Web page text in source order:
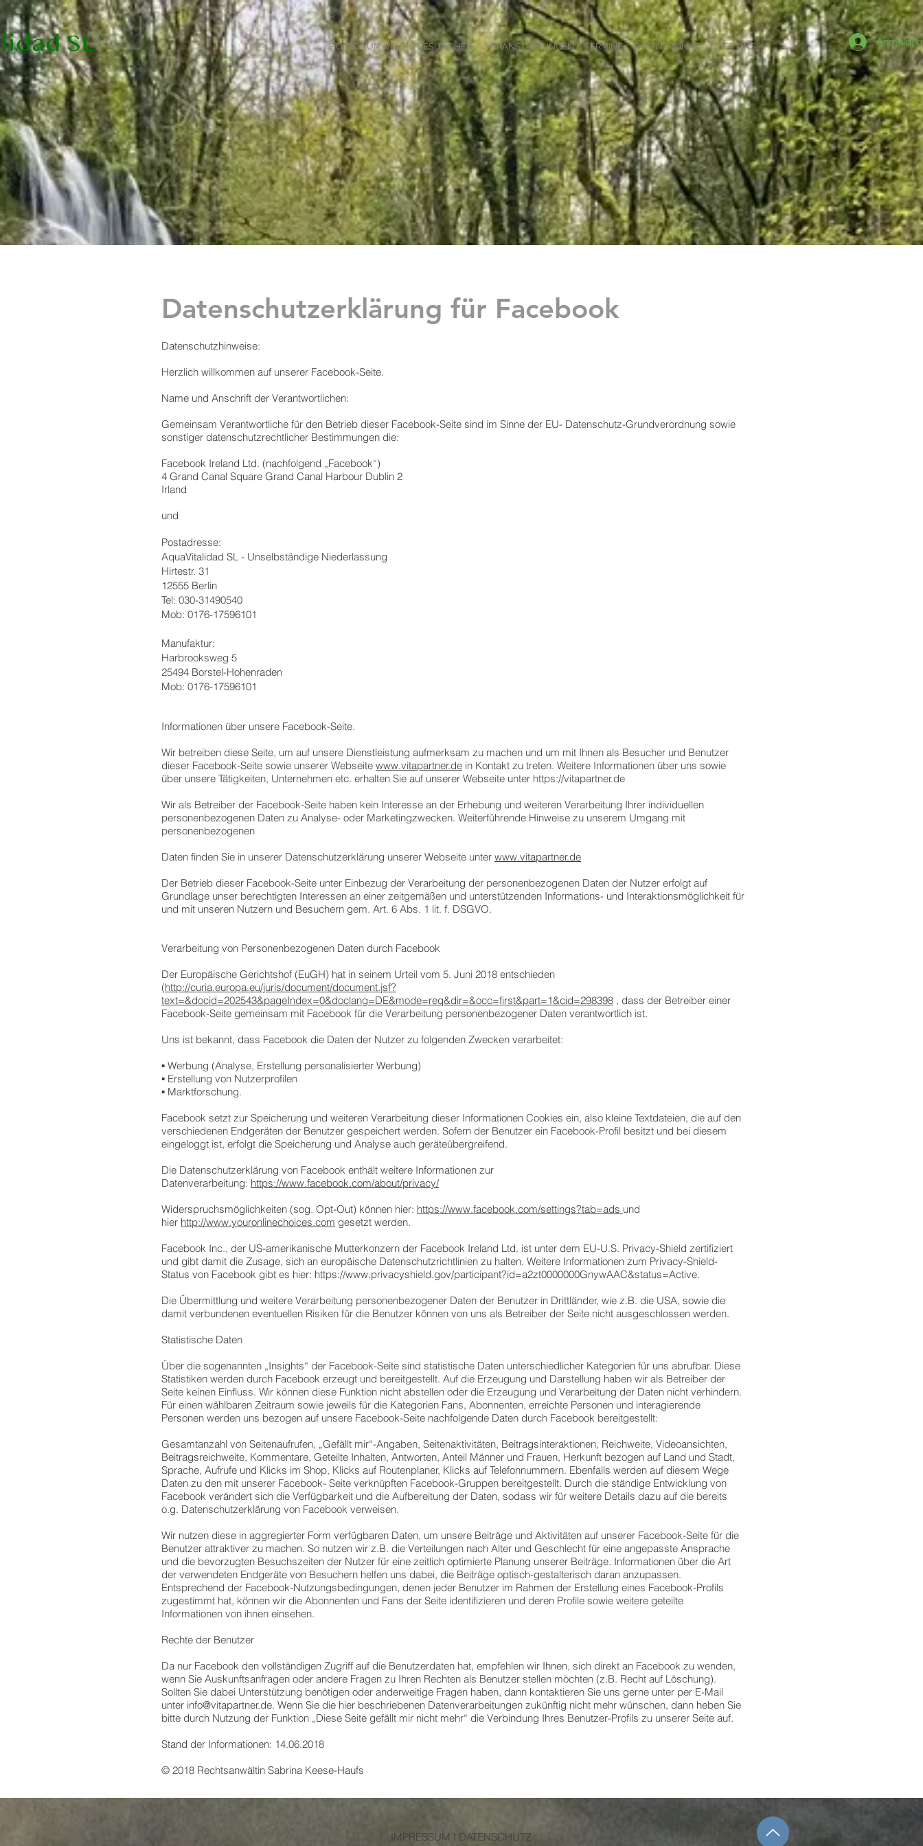
HOME UMWELT & GESUNDHEIT VERANSTALTUNGEN & TERMINE PARTNERLINKS ÜBER UNS Anmelden
Datenschutzerklärung für Facebook
Datenschutzhinweise:
Herzlich willkommen auf unserer Facebook-Seite.
Name und Anschrift der Verantwortlichen:
Gemeinsam Verantwortliche für den Betrieb dieser Facebook-Seite sind im Sinne der EU- Datenschutz-Grundverordnung sowie
sonstiger datenschutzrechtlicher Bestimmungen die:
Facebook Ireland Ltd. (nachfolgend „Facebook“)
4 Grand Canal Square Grand Canal Harbour Dublin 2
Irland
und
Postadresse:
AquaVitalidad SL - Unselbständige Niederlassung
Hirtestr. 31
12555 Berlin
Tel: 030-31490540
Mob: 0176-17596101
Manufaktur:
Harbrooksweg 5
25494 Borstel-Hohenraden
Mob: 0176-17596101
Informationen über unsere Facebook-Seite.
Wir betreiben diese Seite, um auf unsere Dienstleistung aufmerksam zu machen und um mit Ihnen als Besucher und Benutzer
dieser Facebook-Seite sowie unserer Webseite www.vitapartner.de in Kontakt zu treten. Weitere Informationen über uns sowie
über unsere Tätigkeiten, Unternehmen etc. erhalten Sie auf unserer Webseite unter https://vitapartner.de
Wir als Betreiber der Facebook-Seite haben kein Interesse an der Erhebung und weiteren Verarbeitung Ihrer individuellen
personenbezogenen Daten zu Analyse- oder Marketingzwecken. Weiterführende Hinweise zu unserem Umgang mit
personenbezogenen
Daten finden Sie in unserer Datenschutzerklärung unserer Webseite unter www.vitapartner.de
Der Betrieb dieser Facebook-Seite unter Einbezug der Verarbeitung der personenbezogenen Daten der Nutzer erfolgt auf
Grundlage unser berechtigten Interessen an einer zeitgemäßen und unterstützenden Informations- und Interaktionsmöglichkeit für
und mit unseren Nutzern und Besuchern gem. Art. 6 Abs. 1 lit. f. DSGVO.
Verarbeitung von Personenbezogenen Daten durch Facebook
Der Europäische Gerichtshof (EuGH) hat in seinem Urteil vom 5. Juni 2018 entschieden
(http://curia.europa.eu/juris/document/document.jsf?
text=&docid=202543&pageIndex=0&doclang=DE&mode=req&dir=&occ=first&part=1&cid=298398 , dass der Betreiber einer
Facebook-Seite gemeinsam mit Facebook für die Verarbeitung personenbezogener Daten verantwortlich ist.
Uns ist bekannt, dass Facebook die Daten der Nutzer zu folgenden Zwecken verarbeitet:
▪ Werbung (Analyse, Erstellung personalisierter Werbung)
▪ Erstellung von Nutzerprofilen
▪ Marktforschung.
Facebook setzt zur Speicherung und weiteren Verarbeitung dieser Informationen Cookies ein, also kleine Textdateien, die auf den
verschiedenen Endgeräten der Benutzer gespeichert werden. Sofern der Benutzer ein Facebook-Profil besitzt und bei diesem
eingeloggt ist, erfolgt die Speicherung und Analyse auch geräteübergreifend.
Die Datenschutzerklärung von Facebook enthält weitere Informationen zur
Datenverarbeitung: https://www.facebook.com/about/privacy/
Widerspruchsmöglichkeiten (sog. Opt-Out) können hier: https://www.facebook.com/settings?tab=ads und
hier http://www.youronlinechoices.com gesetzt werden.
Facebook Inc., der US-amerikanische Mutterkonzern der Facebook Ireland Ltd. ist unter dem EU-U.S. Privacy-Shield zertifiziert
und gibt damit die Zusage, sich an europäische Datenschutzrichtlinien zu halten. Weitere Informationen zum Privacy-Shield-
Status von Facebook gibt es hier: https://www.privacyshield.gov/participant?id=a2zt0000000GnywAAC&status=Active.
Die Übermittlung und weitere Verarbeitung personenbezogener Daten der Benutzer in Drittländer, wie z.B. die USA, sowie die
damit verbundenen eventuellen Risiken für die Benutzer können von uns als Betreiber der Seite nicht ausgeschlossen werden.
Statistische Daten
Über die sogenannten „Insights“ der Facebook-Seite sind statistische Daten unterschiedlicher Kategorien für uns abrufbar. Diese
Statistiken werden durch Facebook erzeugt und bereitgestellt. Auf die Erzeugung und Darstellung haben wir als Betreiber der
Seite keinen Einfluss. Wir können diese Funktion nicht abstellen oder die Erzeugung und Verarbeitung der Daten nicht verhindern.
Für einen wählbaren Zeitraum sowie jeweils für die Kategorien Fans, Abonnenten, erreichte Personen und interagierende
Personen werden uns bezogen auf unsere Facebook-Seite nachfolgende Daten durch Facebook bereitgestellt:
Gesamtanzahl von Seitenaufrufen, „Gefällt mir“-Angaben, Seitenaktivitäten, Beitragsinteraktionen, Reichweite, Videoansichten,
Beitragsreichweite, Kommentare, Geteilte Inhalten, Antworten, Anteil Männer und Frauen, Herkunft bezogen auf Land und Stadt,
Sprache, Aufrufe und Klicks im Shop, Klicks auf Routenplaner, Klicks auf Telefonnummern. Ebenfalls werden auf diesem Wege
Daten zu den mit unserer Facebook- Seite verknüpften Facebook-Gruppen bereitgestellt. Durch die ständige Entwicklung von
Facebook verändert sich die Verfügbarkeit und die Aufbereitung der Daten, sodass wir für weitere Details dazu auf die bereits
o.g. Datenschutzerklärung von Facebook verweisen.
Wir nutzen diese in aggregierter Form verfügbaren Daten, um unsere Beiträge und Aktivitäten auf unserer Facebook-Seite für die
Benutzer attraktiver zu machen. So nutzen wir z.B. die Verteilungen nach Alter und Geschlecht für eine angepasste Ansprache
und die bevorzugten Besuchszeiten der Nutzer für eine zeitlich optimierte Planung unserer Beiträge. Informationen über die Art
der verwendeten Endgeräte von Besuchern helfen uns dabei, die Beiträge optisch-gestalterisch daran anzupassen.
Entsprechend der Facebook-Nutzungsbedingungen, denen jeder Benutzer im Rahmen der Erstellung eines Facebook-Profils
zugestimmt hat, können wir die Abonnenten und Fans der Seite identifizieren und deren Profile sowie weitere geteilte
Informationen von ihnen einsehen.
Rechte der Benutzer
Da nur Facebook den vollständigen Zugriff auf die Benutzerdaten hat, empfehlen wir Ihnen, sich direkt an Facebook zu wenden,
wenn Sie Auskunftsanfragen oder andere Fragen zu Ihren Rechten als Benutzer stellen möchten (z.B. Recht auf Löschung).
Sollten Sie dabei Unterstützung benötigen oder anderweitige Fragen haben, dann kontaktieren Sie uns gerne unter per E-Mail
unter info@vitapartner.de. Wenn Sie die hier beschriebenen Datenverarbeitungen zukünftig nicht mehr wünschen, dann heben Sie
bitte durch Nutzung der Funktion „Diese Seite gefällt mir nicht mehr“ die Verbindung Ihres Benutzer-Profils zu unserer Seite auf.
Stand der Informationen: 14.06.2018
© 2018 Rechtsanwältin Sabrina Keese-Haufs
IMPRESSUM I DATENSCHUTZ